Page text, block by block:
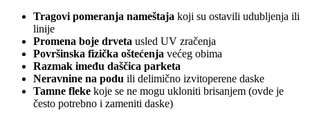
Tragovi pomeranja nameštaja koji su ostavili udubljenja ili
linije
Promena boje drveta usled UV zračenja
Površinska fizička oštećenja većeg obima
Razmak imeđu daščica parketa
Neravnine na podu ili delimično izvitoperene daske
Tamne fleke koje se ne mogu ukloniti brisanjem (ovde je
često potrebno i zameniti daske)